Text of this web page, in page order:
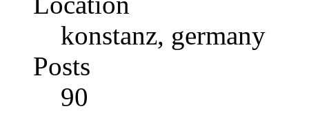
konstanz, germany
Posts
90